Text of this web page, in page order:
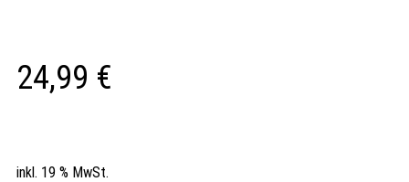
24,99 €
inkl. 19 % MwSt.